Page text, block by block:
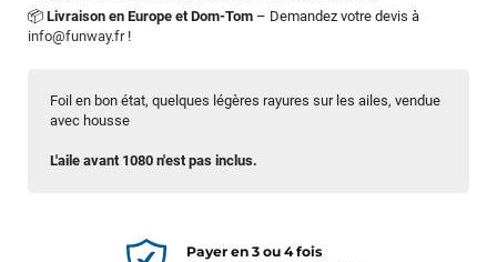
Foil en bon état, quelques légères rayures sur les ailes, vendue
avec housse
L'aile avant 1080 n'est pas inclus.
📦 Livraison en Europe et Dom-Tom – Demandez votre devis à
info@funway.fr!
Payer en 3 ou 4 fois